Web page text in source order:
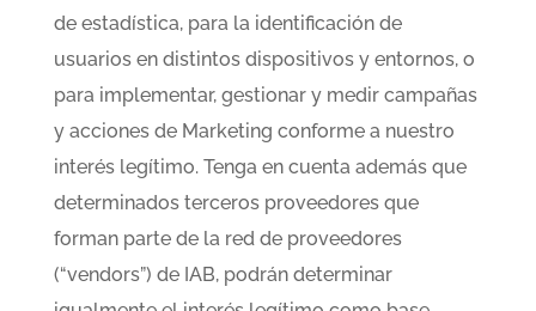
de estadística, para la identificación de
usuarios en distintos dispositivos y entornos, o
para implementar, gestionar y medir campañas
y acciones de Marketing conforme a nuestro
interés legítimo. Tenga en cuenta además que
determinados terceros proveedores que
forman parte de la red de proveedores
(“vendors”) de IAB, podrán determinar